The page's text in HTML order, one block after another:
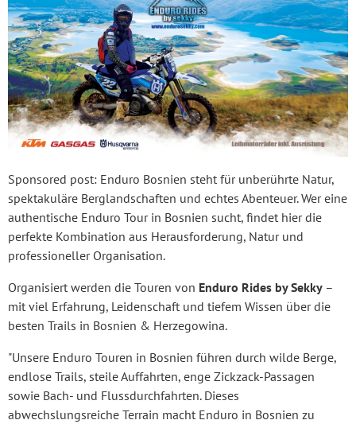
Sponsored post: Enduro Bosnien steht für unberührte Natur,
spektakuläre Berglandschaften und echtes Abenteuer. Wer eine
authentische Enduro Tour in Bosnien sucht, findet hier die
perfekte Kombination aus Herausforderung, Natur und
professioneller Organisation.
Organisiert werden die Touren von Enduro Rides by Sekky –
mit viel Erfahrung, Leidenschaft und tiefem Wissen über die
besten Trails in Bosnien & Herzegowina.
"Unsere Enduro Touren in Bosnien führen durch wilde Berge,
endlose Trails, steile Auffahrten, enge Zickzack-Passagen
sowie Bach- und Flussdurchfahrten. Dieses
abwechslungsreiche Terrain macht Enduro in Bosnien zu